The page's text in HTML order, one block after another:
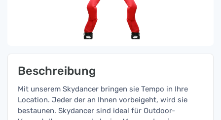
Beschreibung
Mit unserem Skydancer bringen sie Tempo in Ihre
Location. Jeder der an Ihnen vorbeigeht, wird sie
bestaunen. Skydancer sind ideal für Outdoor-